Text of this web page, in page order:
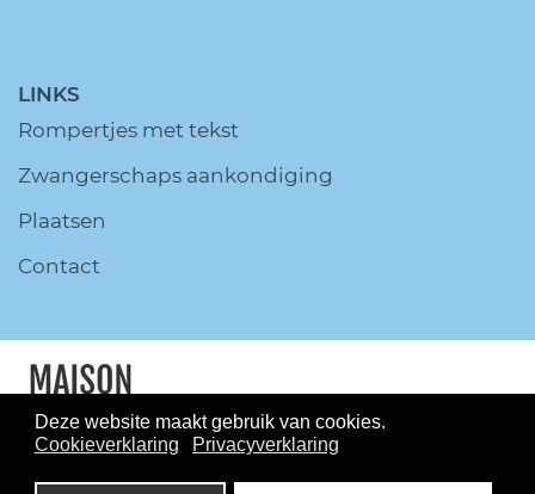
Deze website maakt gebruik van cookies.
Cookieverklaring
Privacyverklaring
LINKS
Rompertjes met tekst
Zwangerschaps aankondiging
Plaatsen
Contact
© MaisonMarcella.nl All Rights
Reserved.
Disclaimer
Privacy